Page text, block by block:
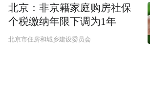
北京：非京籍家庭购房社保
个税缴纳年限下调为1年
北京市住房和城乡建设委员会